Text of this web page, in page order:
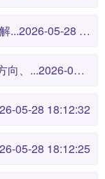
... 2026-05-28 18:12:46
向、... 2026-05-28 18:12:38
05-28 18:12:32
05-28 18:12:25